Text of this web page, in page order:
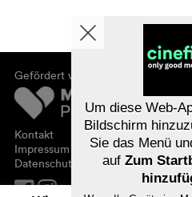
Gefördert von
Kontakt
Impressum
Datenschutz
Um diese Web-
Bildschirm
Sie das Menü
auf Zum